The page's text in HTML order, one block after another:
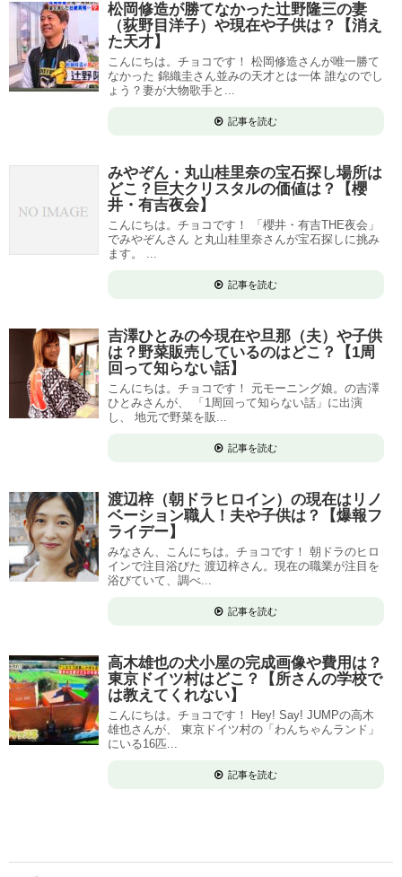
松岡修造が勝てなかった辻野隆三の妻
（荻野目洋子）や現在や子供は？【消え
た天才】
こんにちは。チョコです！ 松岡修造さんが唯一勝て
なかった 錦織圭さん並みの天才とは一体 誰なのでし
ょう？妻が大物歌手と...
記事を読む
みやぞん・丸山桂里奈の宝石探し場所は
どこ？巨大クリスタルの価値は？【櫻
井・有吉夜会】
こんにちは。チョコです！ 「櫻井・有吉THE夜会」
でみやぞんさん と丸山桂里奈さんが宝石探しに挑み
ます。 ...
記事を読む
吉澤ひとみの今現在や旦那（夫）や子供
は？野菜販売しているのはどこ？【1周
回って知らない話】
こんにちは。チョコです！ 元モーニング娘。の吉澤
ひとみさんが、 「1周回って知らない話」に出演
し、 地元で野菜を販...
記事を読む
渡辺梓（朝ドラヒロイン）の現在はリノ
ベーション職人！夫や子供は？【爆報フ
ライデー】
みなさん、こんにちは。チョコです！ 朝ドラのヒロ
インで注目浴びた 渡辺梓さん。現在の職業が注目を
浴びていて、調べ...
記事を読む
高木雄也の犬小屋の完成画像や費用は？
東京ドイツ村はどこ？【所さんの学校で
は教えてくれない】
こんにちは。チョコです！ Hey! Say! JUMPの高木
雄也さんが、 東京ドイツ村の「わんちゃんランド」
にいる16匹...
記事を読む